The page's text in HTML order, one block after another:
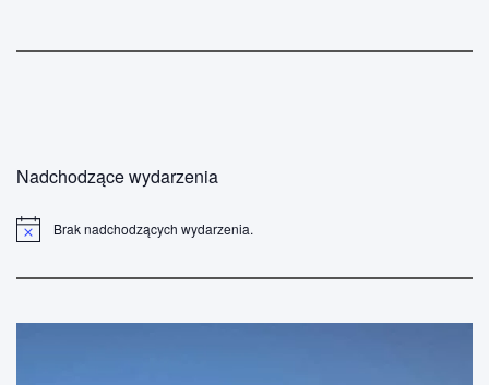
Nadchodzące wydarzenia
d
Brak nadchodzących wydarzenia.